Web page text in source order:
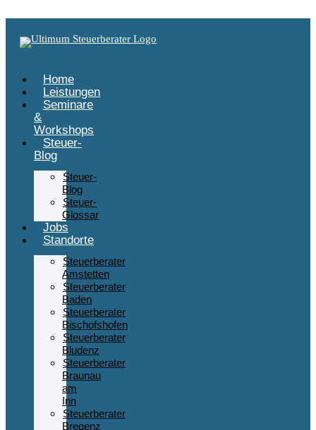
Home
Leistungen
Seminare
&
Workshops
Steuer-
Blog
Steuer-
Blog
Steuer-
Glossar
Jobs
Standorte
Steuerberater
Amstetten
Steuerberater
Baden
Steuerberater
Bischofshofen
Steuerberater
Bludenz
Steuerberater
Braunau
am
Inn
Steuerberater
Bregenz